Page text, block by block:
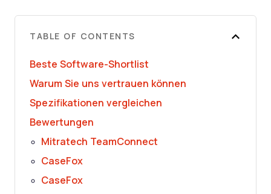
TABLE OF CONTENTS
Beste Software-Shortlist
Warum Sie uns vertrauen können
Spezifikationen vergleichen
Bewertungen
Mitratech TeamConnect
CaseFox
CaseFox